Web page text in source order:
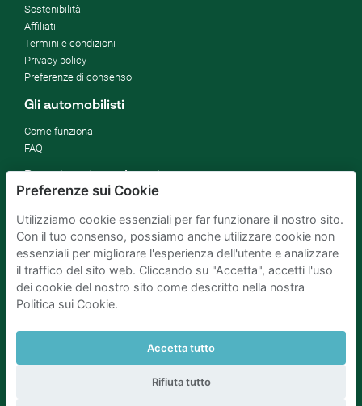
Preferenze sui Cookie
Utilizziamo cookie essenziali per far funzionare il nostro sito.
Con il tuo consenso, possiamo anche utilizzare cookie non
essenziali per migliorare l'esperienza dell'utente e analizzare
il traffico del sito web. Cliccando su "Accetta", accetti l'uso
dei cookie del nostro sito come descritto nella nostra
Politica sui Cookie.
Accetta tutto
Rifiuta tutto
Sostenibilità
Affiliati
Termini e condizioni
Privacy policy
Preferenze di consenso
Gli automobilisti
Come funziona
FAQ
Per le aziende
Migliorare gli SDG
Blog di affari